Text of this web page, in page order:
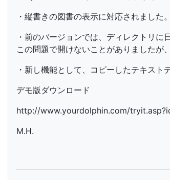
・縦書きの図書の表示に対応されました。
・前のバージョンでは、ディレクトリ
この問題で開けないことがありましたが
・新し機能として、コピーしたテキスト
デモ版ダウンロード
http://www.yourdolphin.com/
M.H.